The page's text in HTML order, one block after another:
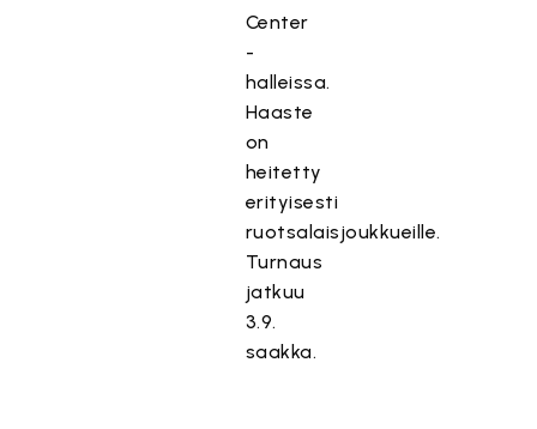
Center
-
halleissa.
Haaste
on
heitetty
erityisesti
ruotsalaisjoukkueille.
Turnaus
jatkuu
3.9.
saakka.